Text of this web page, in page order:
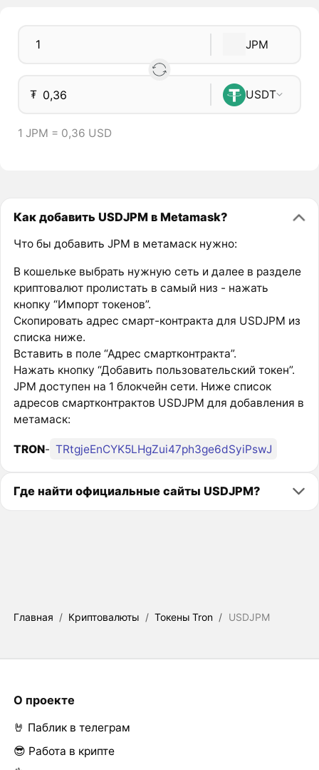
JPM
₮ USDT
1 JPM = 0,36 USD
Как добавить USDJPM в Metamask?
Что бы добавить JPM в метамаск нужно:
В кошельке выбрать нужную сеть и далее в разделе
криптовалют пролистать в самый низ - нажать
кнопку “Импорт токенов”.
Скопировать адрес смарт-контракта для USDJPM из
списка ниже.
Вставить в поле “Адрес смартконтракта”.
Нажать кнопку “Добавить пользовательский токен”.
JPM доступен на 1 блокчейн сети. Ниже список
адресов смартконтрактов USDJPM для добавления в
метамаск:
TRON- TRtgjeEnCYK5LHgZui47ph3ge6dSyiPswJ
Где найти официальные сайты USDJPM?
Главная / Криптовалюты / Токены Tron / USDJPM
О проекте
🤘 Паблик в телеграм
😎 Работа в крипте